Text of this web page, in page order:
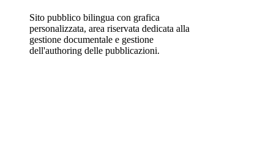
Sito pubblico bilingua con grafica
personalizzata, area riservata dedicata alla
gestione documentale e gestione
dell'authoring delle pubblicazioni.